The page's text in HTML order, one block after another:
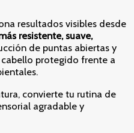
resultados visibles desde
resistente, suave,
de puntas abiertas y
protegido frente a
convierte tu rutina de
agradable y